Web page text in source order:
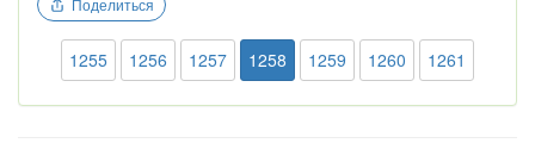
Поделиться
1255 1256 1257 1258 1259 1260 1261